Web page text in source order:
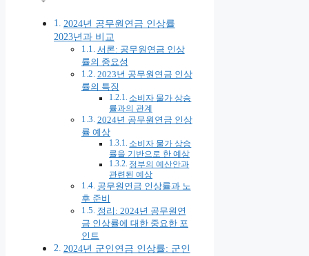
2024년 공무원연금 인상률
2023년과 비교
서론: 공무원연금 인상
률의 중요성
2023년 공무원연금 인상
률의 특징
소비자 물가 상승
률과의 관계
2024년 공무원연금 인상
률 예상
소비자 물가 상승
률을 기반으로 한 예상
정부의 예산안과
관련된 예상
공무원연금 인상률과 노
후 준비
정리: 2024년 공무원연
금 인상률에 대한 중요한 포
인트
2024년 군인연금 인상률: 군인